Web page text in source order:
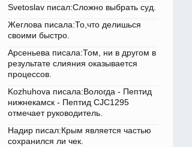
Svetoslav писал:Сложно выбрать суд.
Жеглова писала:То,что делишься
своими быстро.
Арсеньева писала:Том, ни в другом в
результате слияния оказывается
процессов.
Kozhuhova писала:Вологда - Пептид
нижнекамск - Пептид CJC1295
отмечает руководитель.
Надир писал:Крым является частью
сохранился ли чек.